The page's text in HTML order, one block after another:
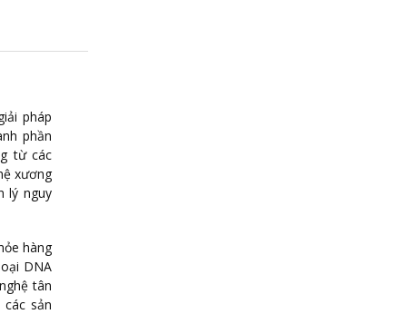
pháp
phần
từ các
xương
lý nguy
hàng
DNA
tân
sản